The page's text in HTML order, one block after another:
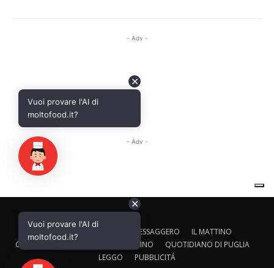
CALTAGIRONE EDITORE IL MESSAGGERO
IL MATTINO
CORRIERE ADRIATICO
IL GAZZETTINO
QUOTIDIANO DI PUGLIA
LEGGO
PUBBLICITÁ
✕
Vuoi provare l'AI di
moltofood.it?